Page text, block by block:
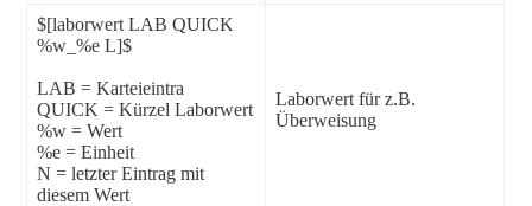
$[laborwert LAB QUICK
%w_%e L]$
LAB = Karteieintra
QUICK = Kürzel Laborwert
%w = Wert
%e = Einheit
N = letzter Eintrag mit
diesem Wert
Laborwert für z.B.
Überweisung